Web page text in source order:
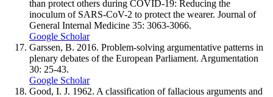
than protect others during COVID-19: Reducing the
inoculum of SARS-CoV-2 to protect the wearer. Journal of
General Internal Medicine 35: 3063-3066.
Google Scholar
Garssen, B. 2016. Problem-solving argumentative patterns in
plenary debates of the European Parliament. Argumentation
30: 25-43.
Google Scholar
Good, I. J. 1962. A classification of fallacious arguments and